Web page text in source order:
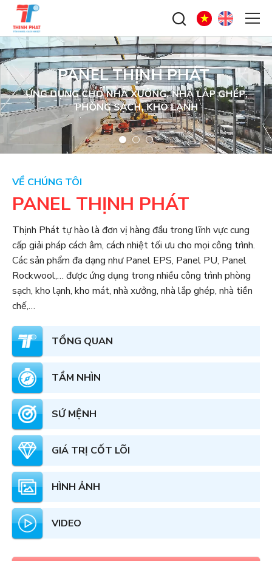
VỀ CHÚNG TÔI
PANEL THỊNH PHÁT
Thịnh Phát tự hào là đơn vị hàng đầu trong lĩnh vực cung
cấp giải pháp cách âm, cách nhiệt tối ưu cho mọi công trình.
Các sản phẩm đa dạng như Panel EPS, Panel PU, Panel
Rockwool,… được ứng dụng trong nhiều công trình phòng
sạch, kho lạnh, kho mát, nhà xưởng, nhà lắp ghép, nhà tiền
chế,…
TỔNG QUAN
TẦM NHÌN
SỨ MỆNH
GIÁ TRỊ CỐT LÕI
HÌNH ẢNH
VIDEO